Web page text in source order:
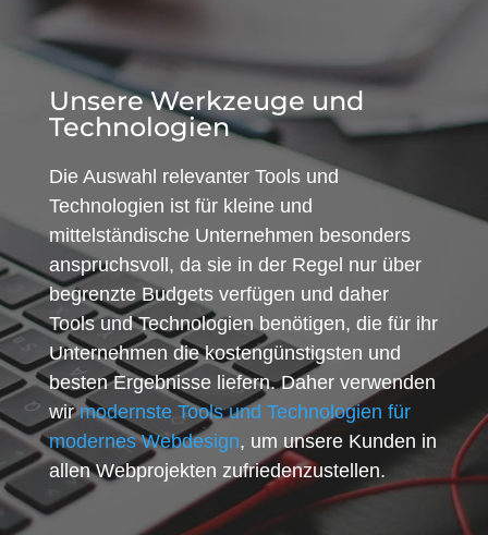
Unsere Werkzeuge und
Technologien
Die Auswahl relevanter Tools und
Technologien ist für kleine und
mittelständische Unternehmen besonders
anspruchsvoll, da sie in der Regel nur über
begrenzte Budgets verfügen und daher
Tools und Technologien benötigen, die für ihr
Unternehmen die kostengünstigsten und
besten Ergebnisse liefern. Daher verwenden
wirmodernste Tools und Technologien für
modernes Webdesign, um unsere Kunden in
allen Webprojekten zufriedenzustellen.